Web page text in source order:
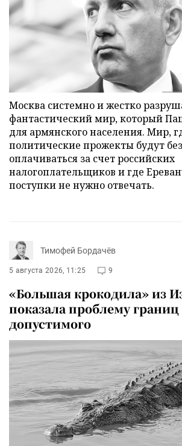
Москва системно и жестко
фантастический мир, который
для армянского населения. Мир,
политические прожекты будут
оплачиваться за счет российских
налогоплательщиков и где
поступки не нужно отвечать.
Тимофей Бордачёв
5 августа 2026, 11:25 9
«Большая крокодила» из
показала проблему границ
допустимого